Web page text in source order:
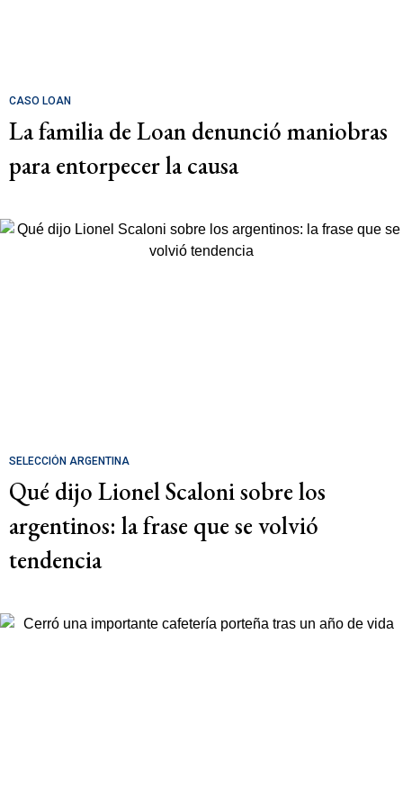
CASO LOAN
La familia de Loan denunció maniobras
para entorpecer la causa
SELECCIÓN ARGENTINA
Qué dijo Lionel Scaloni sobre los
argentinos: la frase que se volvió
tendencia